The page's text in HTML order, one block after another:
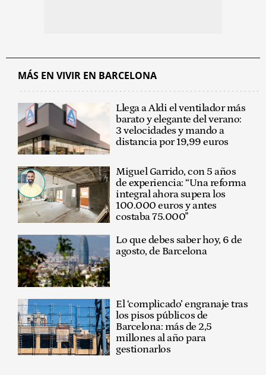
MÁS EN VIVIR EN BARCELONA
Llega a Aldi el ventilador más
barato y elegante del verano:
3 velocidades y mando a
distancia por 19,99 euros
Miguel Garrido, con 5 años
de experiencia: “Una reforma
integral ahora supera los
100.000 euros y antes
costaba 75.000"
Lo que debes saber hoy, 6 de
agosto, de Barcelona
El ‘complicado’ engranaje tras
los pisos públicos de
Barcelona: más de 2,5
millones al año para
gestionarlos